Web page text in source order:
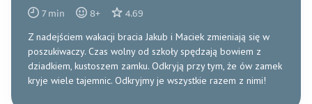
7min 8+ 4.69
Z nadejściem wakacji bracia Jakub i Maciek zmieniają się w
poszukiwaczy. Czas wolny od szkoły spędzają bowiem z
dziadkiem, kustoszem zamku. Odkryją przy tym, że ów zamek
kryje wiele tajemnic. Odkryjmy je wszystkie razem z nimi!